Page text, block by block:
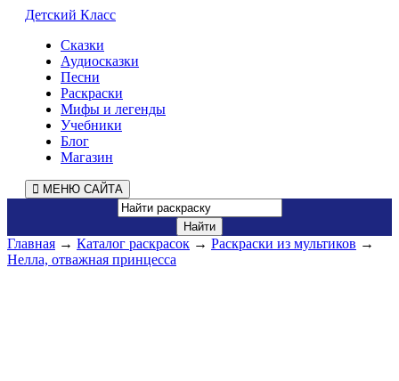
Детский Класс
Сказки
Аудиосказки
Песни
Раскраски
Мифы и легенды
Учебники
Блог
Магазин
МЕНЮ САЙТА
Главная → Каталог раскрасок → Раскраски из мультиков →
Нелла, отважная принцесса